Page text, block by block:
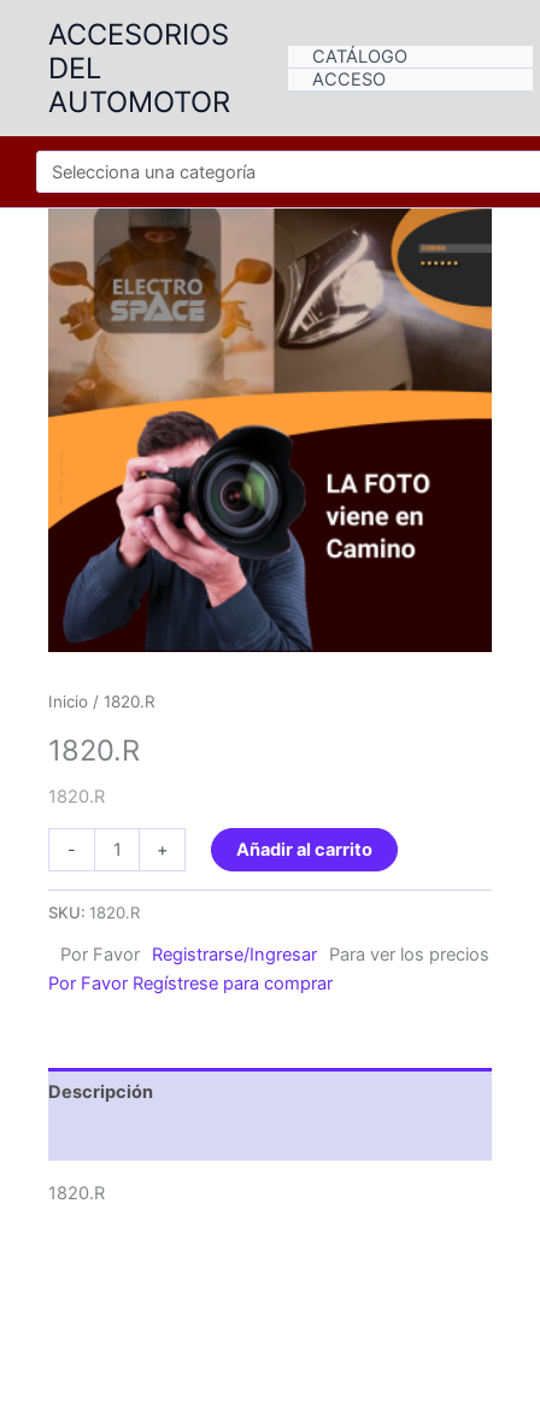
contenido
ACCESORIOS
DEL
AUTOMOTOR
CATÁLOGO
ACCESO
Inicio / 1820.R
1820.R
1820.R
-
cantidad
+ Añadir al carrito
SKU: 1820.R
Por Favor Registrarse/Ingresar
Para ver los precios
Por Favor Regístrese para comprar
Descripción
1820.R